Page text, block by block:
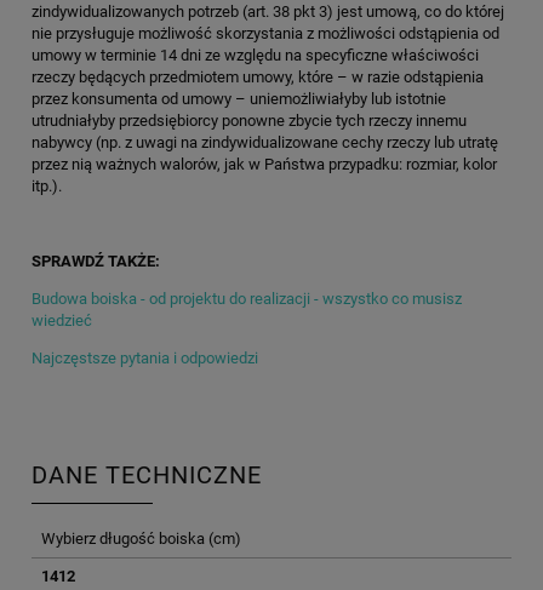
zindywidualizowanych potrzeb (art. 38 pkt 3) jest umową, co do której
nie przysługuje możliwość skorzystania z możliwości odstąpienia od
umowy w terminie 14 dni ze względu na specyficzne właściwości
rzeczy będących przedmiotem umowy, które – w razie odstąpienia
przez konsumenta od umowy – uniemożliwiałyby lub istotnie
utrudniałyby przedsiębiorcy ponowne zbycie tych rzeczy innemu
nabywcy (np. z uwagi na zindywidualizowane cechy rzeczy lub utratę
przez nią ważnych walorów, jak w Państwa przypadku: rozmiar, kolor
itp.).
SPRAWDŹ TAKŻE:
Budowa boiska - od projektu do realizacji - wszystko co musisz
wiedzieć
Najczęstsze pytania i odpowiedzi
DANE TECHNICZNE
Wybierz długość boiska (cm)
1412